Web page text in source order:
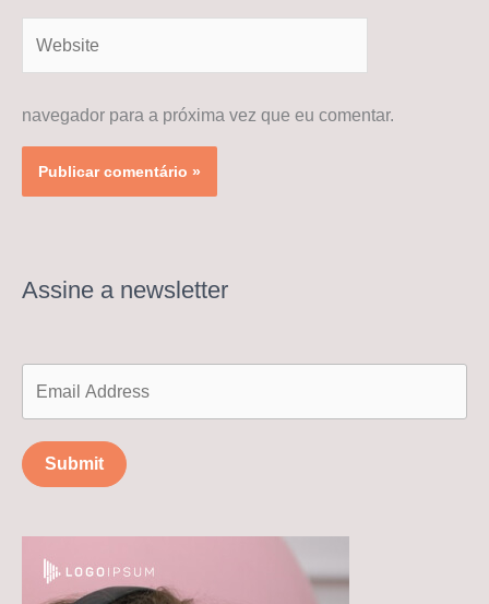
navegador para a próxima vez que eu comentar.
Assine a newsletter
Submit